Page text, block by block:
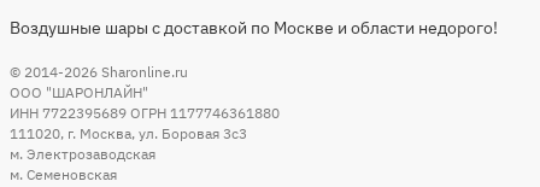
Воздушные шары с доставкой по Москве и области недорого!
© 2014-2026 Sharonline.ru
ООО "ШАРОНЛАЙН"
ИНН 7722395689 ОГРН 1177746361880
111020, г. Москва, ул. Боровая 3c3
м. Электрозаводская
м. Семеновская